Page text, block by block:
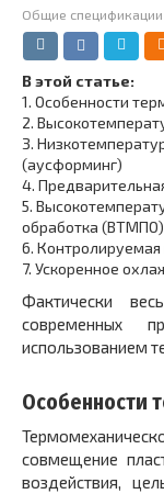
Общие спецификации
В этой статье:
1. Особенности
2.
3.
(аусформинг)
4.
5.
обработка (ВТМПО)
6. Контролируемая
7. Ускоренное
Фактически
современных
использованием
Особенности
совмещение
воздействия,